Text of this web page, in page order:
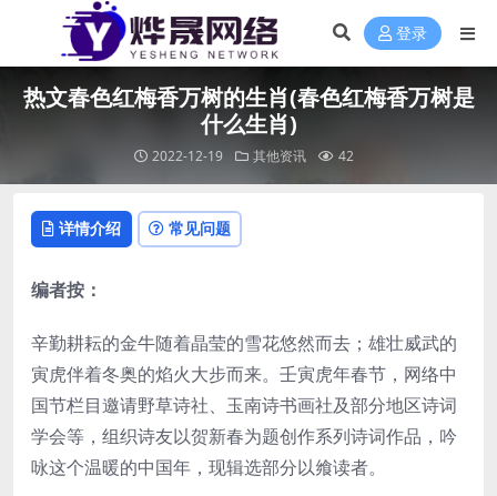
登录
热文春色红梅香万树的生肖(春色红梅香万树是
什么生肖)
2022-12-19 其他资讯 42
详情介绍 常见问题
编者按：
辛勤耕耘的金牛随着晶莹的雪花悠然而去；雄壮威武的
寅虎伴着冬奥的焰火大步而来。壬寅虎年春节，网络中
国节栏目邀请野草诗社、玉南诗书画社及部分地区诗词
学会等，组织诗友以贺新春为题创作系列诗词作品，吟
咏这个温暖的中国年，现辑选部分以飨读者。